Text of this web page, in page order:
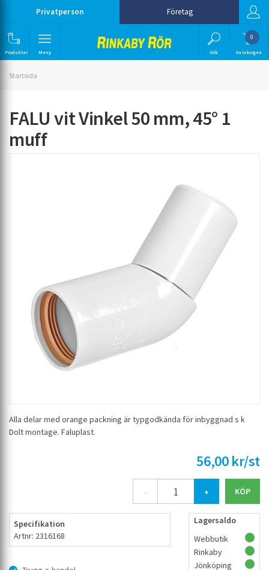
Privatperson Företag
Produkter Meny Sök
0
Varukorgen
Startsida
FALU vit Vinkel 50 mm, 45° 1
muff
Alla delar med orange packning är typgodkända för inbyggnad s k
Dolt montage. Faluplast.
56,00 kr/st
- +
Specifikation
Artnr: 2316168
Lagersaldo
Webbutik
Rinkaby
Jönköping